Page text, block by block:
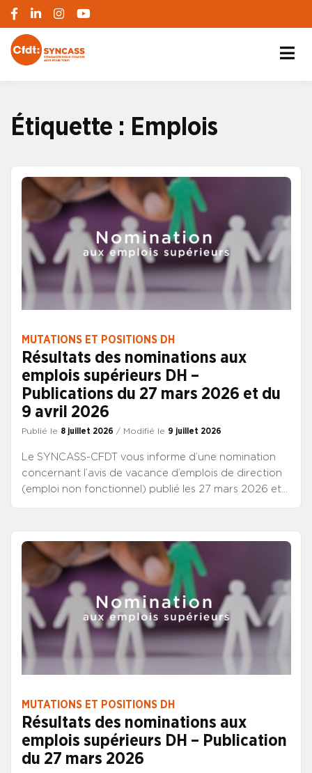
Étiquette : Emplois
MUTATIONS ET POSITIONS DH
Résultats des nominations aux
emplois supérieurs DH –
Publications du 27 mars 2026 et du
9 avril 2026
Publié le 8 juillet 2026 / Modifié le 9 juillet 2026
Le SYNCASS-CFDT vous informe d’une nomination
concernant l’avis de vacance d’emplois de direction
(emploi non fonctionnel) publié les 27 mars 2026 et
Mouvements”. Emplois fonctionnels et non
fonctionnel La prochaine publication de vacance
d’emplois supérieurs DH est prévue le 9 juillet 2026.
MUTATIONS ET POSITIONS DH
Résultats des nominations aux
emplois supérieurs DH – Publication
du 27 mars 2026